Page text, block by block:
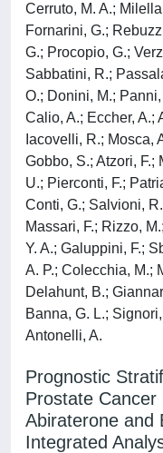
Cerruto, M. A.;
Fornarini, G.;
G.; Procopio, G.;
Sabbatini, R.;
O.; Donini, M.;
Calio, A.; Eccher, A.;
Iacovelli, R.; Mosca,
Gobbo, S.; Atzori, F.;
U.; Pierconti, F.;
Conti, G.; Salvioni,
Massari, F.; Rizzo,
Y. A.; Galuppini, F.;
A. P.; Colecchia, M.;
Delahunt, B.;
Banna, G. L.;
Antonelli, A.
Prognostic
Prostate Cancer
Abiraterone and
Integrated